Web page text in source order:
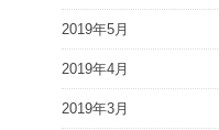
2019年5月
2019年4月
2019年3月